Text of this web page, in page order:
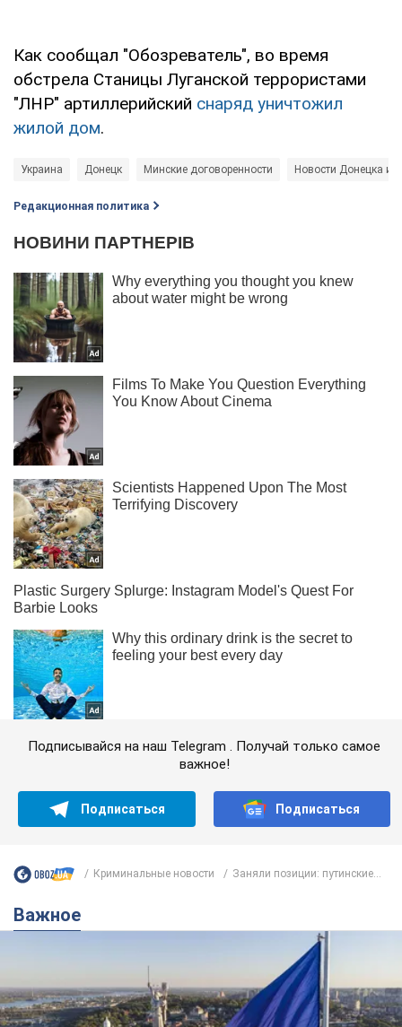
Как сообщал "Обозреватель", во время
обстрела Станицы Луганской террористами
"ЛНР" артиллерийский снаряд уничтожил
жилой дом.
Украина Донецк Минские договоренности Новости Донецка и
Редакционная политика
Подписывайся на наш Telegram . Получай только самое
важное!
Подписаться Подписаться
Криминальные новости Заняли позиции: путинские...
Важное